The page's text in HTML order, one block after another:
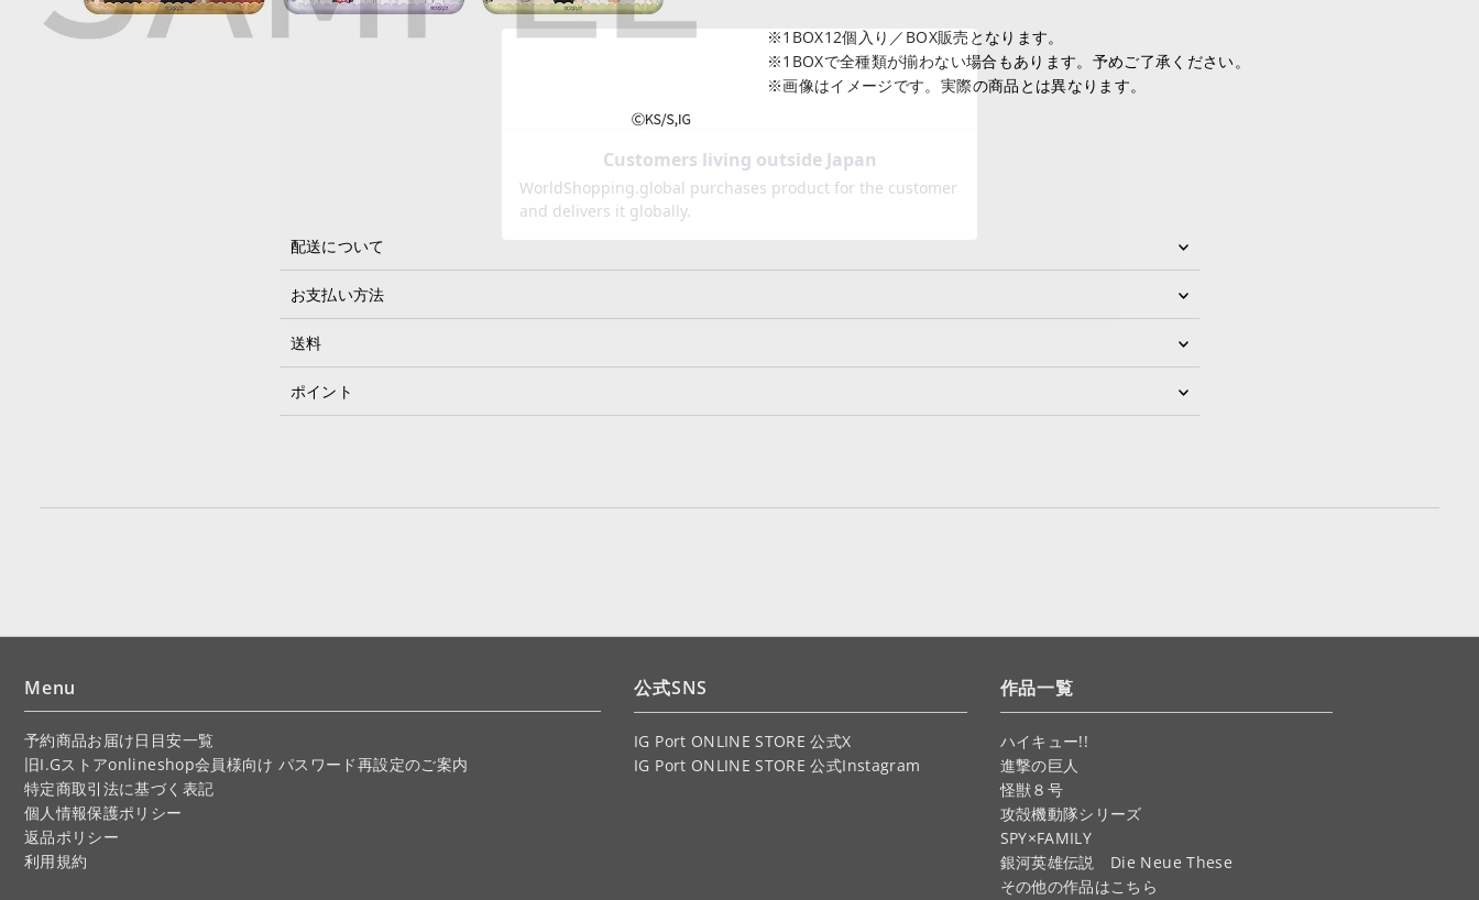
※1BOX12個入り／BOX販売となります。
※1BOXで全種類が揃わない場合もあります。予めご了承ください。
※画像はイメージです。実際の商品とは異なります。
配送について
お支払い方法
送料
ポイント
Menu
予約商品お届け日目安一覧
旧I.Gストアonlineshop会員様向け パスワード再設定のご案内
特定商取引法に基づく表記
個人情報保護ポリシー
返品ポリシー
利用規約
公式SNS
IG Port ONLINE STORE 公式X
IG Port ONLINE STORE 公式Instagram
作品一覧
ハイキュー!!
進撃の巨人
怪獣８号
攻殻機動隊シリーズ
SPY×FAMILY
銀河英雄伝説 Die Neue These
その他の作品はこちら